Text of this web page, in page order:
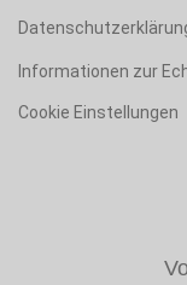
Informationen zur
Cookie Einstellungen